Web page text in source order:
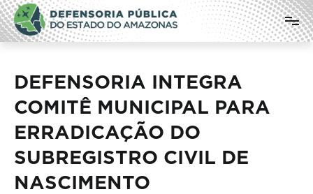
Pular
para
o
conteúdo
Defensoria Pública do Estado do
Amazonas
DEFENSORIA INTEGRA
COMITÊ MUNICIPAL PARA
ERRADICAÇÃO DO
SUBREGISTRO CIVIL DE
NASCIMENTO